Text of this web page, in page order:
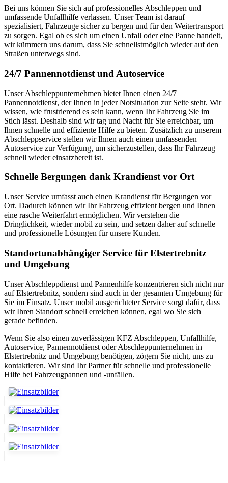
Bei uns können Sie sich auf professionelles Abschleppen und
umfassende Unfallhilfe verlassen. Unser Team ist darauf
spezialisiert, Fahrzeuge sicher zu bergen und für den Weitertransport
zu sorgen. Egal ob es sich um einen Unfall oder eine Panne handelt,
wir kümmern uns darum, dass Sie schnellstmöglich wieder auf den
Straßen unterwegs sind.
24/7 Pannennotdienst und Autoservice
Unser Abschleppunternehmen bietet Ihnen einen 24/7
Pannennotdienst, der Ihnen in jeder Notsituation zur Seite steht. Wir
wissen, wie frustrierend es sein kann, wenn Ihr Fahrzeug Sie im
Stich lässt. Deshalb sind wir tag und Nacht für Sie erreichbar, um
Ihnen schnelle und effiziente Hilfe zu bieten. Zusätzlich zu unserem
Abschleppservice stellen wir Ihnen auch einen umfassenden
Autoservice zur Verfügung, um sicherzustellen, dass Ihr Fahrzeug
schnell wieder einsatzbereit ist.
Schnelle Bergungen dank Krandienst vor Ort
Unser Service umfasst auch einen Krandienst für Bergungen vor
Ort. Dadurch können wir Ihr Fahrzeug effizient bergen und Ihnen
eine rasche Weiterfahrt ermöglichen. Wir verstehen die
Dringlichkeit, wieder mobil zu sein, und setzen daher auf schnelle
und professionelle Lösungen für unsere Kunden.
Standortunabhängiger Service für Elstertrebnitz
und Umgebung
Unser Abschleppdienst und Pannenhilfe konzentrieren sich nicht nur
auf Elstertrebnitz, sondern sind auch in der gesamten Umgebung für
Sie im Einsatz. Unser mobil ausgerichteter Service sorgt dafür, dass
wir Ihren Standort schnell erreichen können, egal wo Sie sich
gerade befinden.
Wenn Sie also einen zuverlässigen KFZ Abschleppen, Unfallhilfe,
Autoservice, Pannennotdienst oder Abschleppunternehmen in
Elstertrebnitz und Umgebung benötigen, zögern Sie nicht, uns zu
kontaktieren. Wir sind Ihr Partner für schnelle und professionelle
Hilfe bei Fahrzeugpannen und -unfällen.